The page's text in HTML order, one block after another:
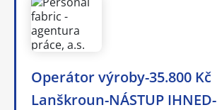
Operátor výroby-35.800 Kč
Lanškroun-NÁSTUP IHNED-